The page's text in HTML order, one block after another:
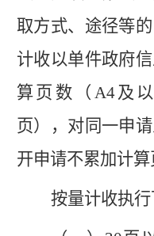
取方式、途径等
计收以单件政府
算页数（ A4及
页），对同一申
开申请不累加计算
按量计收执行